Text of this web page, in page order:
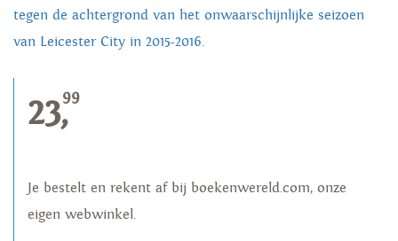
tegen de achtergrond van het onwaarschijnlijke seizoen
van Leicester City in 2015-2016.
23,99
Je bestelt en rekent af bij boekenwereld.com, onze
eigen webwinkel.